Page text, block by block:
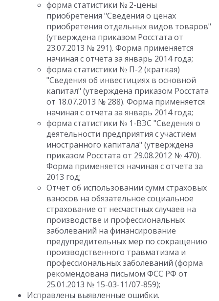
форма статистики № 2-цены
приобретения "Сведения о ценах
приобретения отдельных видов товаров"
(утверждена приказом Росстата от
23.07.2013 № 291). Форма применяется
начиная с отчета за январь 2014 года;
форма статистики № П-2 (краткая)
"Сведения об инвестициях в основной
капитал" (утверждена приказом Росстата
от 18.07.2013 № 288). Форма применяется
начиная с отчета за январь 2014 года;
форма статистики № 1-ВЭС "Сведения о
деятельности предприятия с участием
иностранного капитала" (утверждена
приказом Росстата от 29.08.2012 № 470).
Форма применяется начиная с отчета за
2013 год;
Отчет об использовании сумм страховых
взносов на обязательное социальное
страхование от несчастных случаев на
производстве и профессиональных
заболеваний на финансирование
предупредительных мер по сокращению
производственного травматизма и
профессиональных заболеваний (форма
рекомендована письмом ФСС РФ от
25.01.2013 № 15-03-11/07-859);
Исправлены выявленные ошибки.